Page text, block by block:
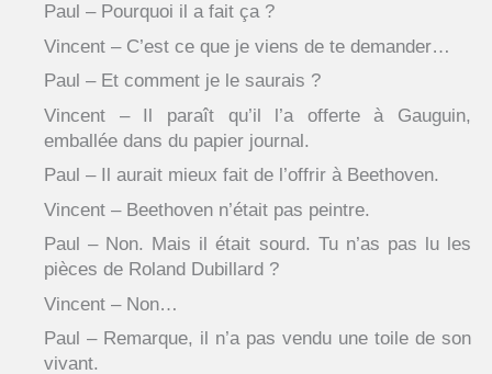
Paul – Pourquoi il a fait ça ?
Vincent – C’est ce que je viens de te demander…
Paul – Et comment je le saurais ?
Vincent – Il paraît qu’il l’a offerte à Gauguin,
emballée dans du papier journal.
Paul – Il aurait mieux fait de l’offrir à Beethoven.
Vincent – Beethoven n’était pas peintre.
Paul – Non. Mais il était sourd. Tu n’as pas lu les
pièces de Roland Dubillard ?
Vincent – Non…
Paul – Remarque, il n’a pas vendu une toile de son
vivant.